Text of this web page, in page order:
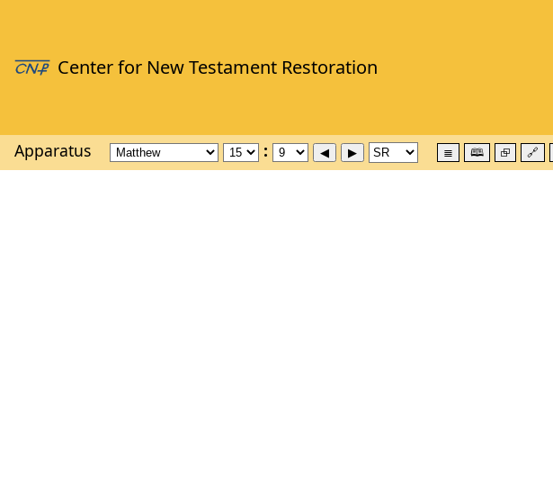
Apparatus ≣ 🕮 ⮺ 🔗